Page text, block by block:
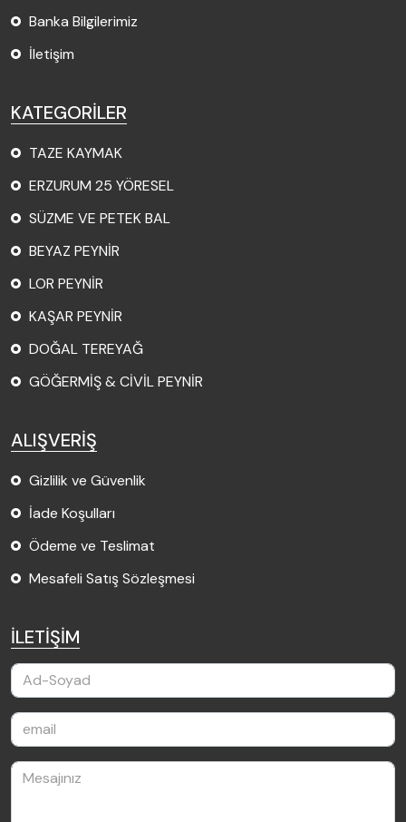
Banka Bilgilerimiz
İletişim
KATEGORİLER
TAZE KAYMAK
ERZURUM 25 YÖRESEL
SÜZME VE PETEK BAL
BEYAZ PEYNİR
LOR PEYNİR
KAŞAR PEYNİR
DOĞAL TEREYAĞ
GÖĞERMİŞ & CİVİL PEYNİR
ALIŞVERİŞ
Gizlilik ve Güvenlik
İade Koşulları
Ödeme ve Teslimat
Mesafeli Satış Sözleşmesi
İLETİŞİM